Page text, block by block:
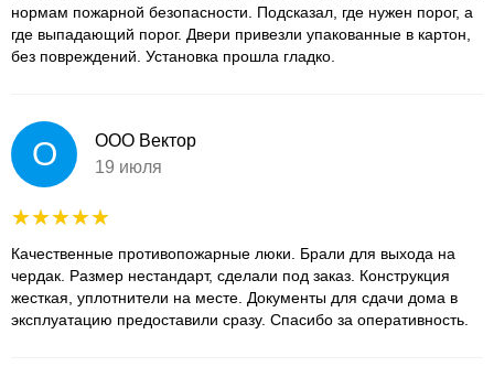
нормам пожарной безопасности. Подсказал, где нужен порог, а
где выпадающий порог. Двери привезли упакованные в картон,
без повреждений. Установка прошла гладко.
О
ООО Вектор
19 июля
Качественные противопожарные люки. Брали для выхода на
чердак. Размер нестандарт, сделали под заказ. Конструкция
жесткая, уплотнители на месте. Документы для сдачи дома в
эксплуатацию предоставили сразу. Спасибо за оперативность.